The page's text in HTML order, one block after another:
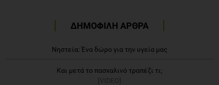
ΔΗΜΟΦΙΛΗ ΑΡΘΡΑ
Νηστεία: Ένα δώρο για την υγεία μας
Και μετά το πασχαλινό τραπέζι τι;
[VIDEO]